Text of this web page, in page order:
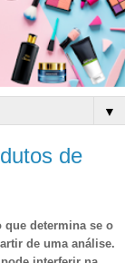
▼
de
que determina se o
de uma análise.